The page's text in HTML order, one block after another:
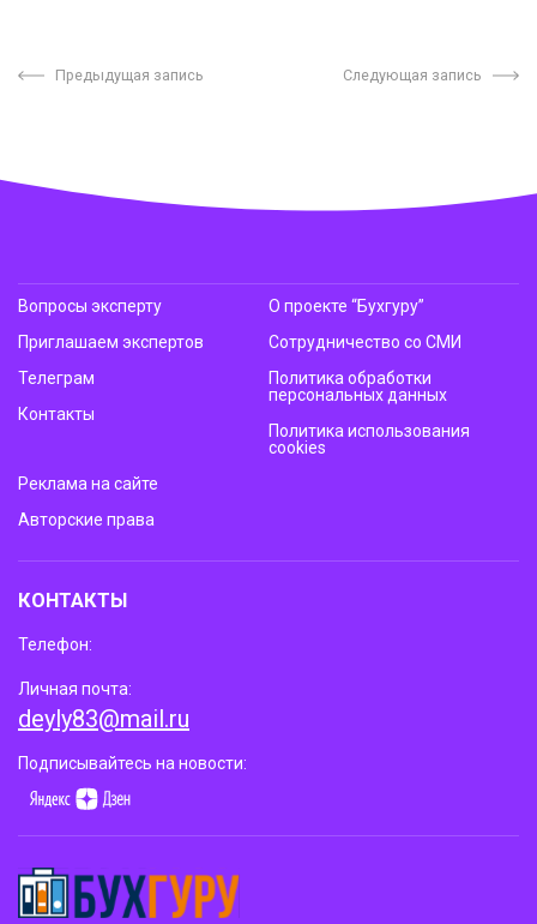
Предыдущая запись Следующая запись
Вопросы эксперту
Приглашаем экспертов
Телеграм
Контакты
О проекте “Бухгуру”
Сотрудничество со СМИ
Политика обработки
персональных данных
Политика использования
cookies
Реклама на сайте
Авторские права
КОНТАКТЫ
Телефон:
Личная почта:
deyly83@mail.ru
Подписывайтесь на новости: